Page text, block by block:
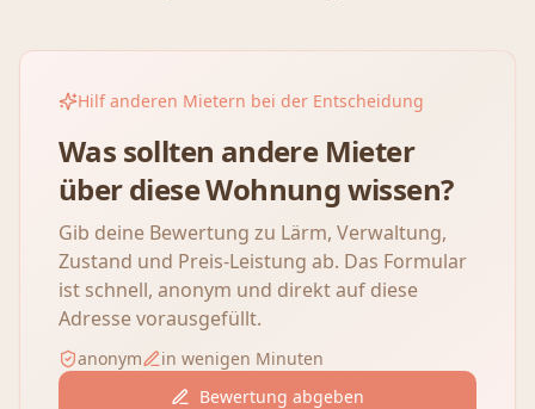
Hilf anderen Mietern bei der Entscheidung
Was sollten andere Mieter
über diese Wohnung wissen?
Gib deine Bewertung zu Lärm, Verwaltung,
Zustand und Preis-Leistung ab. Das Formular
ist schnell, anonym und direkt auf diese
Adresse vorausgefüllt.
anonym
in wenigen Minuten
Bewertung abgeben